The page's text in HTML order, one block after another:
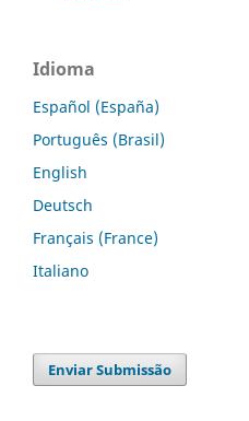
Idioma
Español (España)
Português (Brasil)
English
Deutsch
Français (France)
Italiano
Enviar Submissão